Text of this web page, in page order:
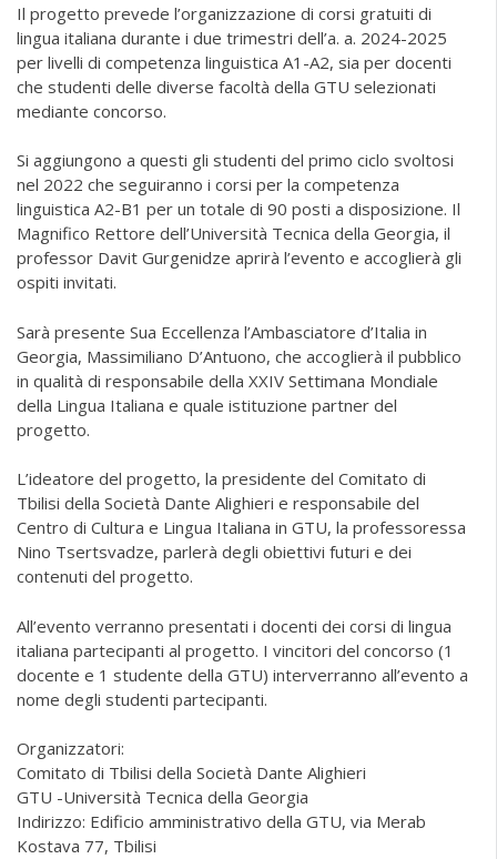
Il progetto prevede l’organizzazione di corsi gratuiti di
lingua italiana durante i due trimestri dell’a. a. 2024-2025
per livelli di competenza linguistica A1-A2, sia per docenti
che studenti delle diverse facoltà della GTU selezionati
mediante concorso.
Si aggiungono a questi gli studenti del primo ciclo svoltosi
nel 2022 che seguiranno i corsi per la competenza
linguistica A2-B1 per un totale di 90 posti a disposizione. Il
Magnifico Rettore dell’Università Tecnica della Georgia, il
professor Davit Gurgenidze aprirà l’evento e accoglierà gli
ospiti invitati.
Sarà presente Sua Eccellenza l’Ambasciatore d’Italia in
Georgia, Massimiliano D’Antuono, che accoglierà il pubblico
in qualità di responsabile della XXIV Settimana Mondiale
della Lingua Italiana e quale istituzione partner del
progetto.
L’ideatore del progetto, la presidente del Comitato di
Tbilisi della Società Dante Alighieri e responsabile del
Centro di Cultura e Lingua Italiana in GTU, la professoressa
Nino Tsertsvadze, parlerà degli obiettivi futuri e dei
contenuti del progetto.
All’evento verranno presentati i docenti dei corsi di lingua
italiana partecipanti al progetto. I vincitori del concorso (1
docente e 1 studente della GTU) interverranno all’evento a
nome degli studenti partecipanti.
Organizzatori:
Comitato di Tbilisi della Società Dante Alighieri
GTU -Università Tecnica della Georgia
Indirizzo: Edificio amministrativo della GTU, via Merab
Kostava 77, Tbilisi